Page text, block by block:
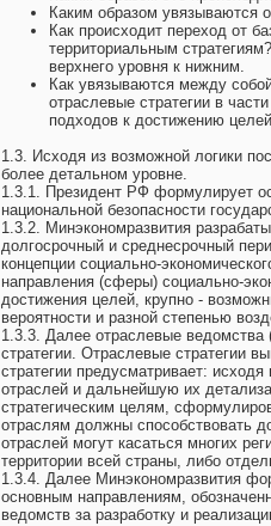
Каким образом увязываются
Как происходит переход от
территориальным
верхнего уровня к нижним.
Как увязываются между
отраслевые стратегии в
подходов к достижению
1.3. Исходя из возможной логики
более детальном уровне.
1.3.1. Президент РФ формулирует
национальной безопасности
1.3.2. Минэкономразвития
долгосрочный и среднесрочный
концепции социально-
направления (сферы) социально-
достижения целей, крупно -
вероятности и разной степенью
1.3.3. Далее отраслевые
стратегии. Отраслевые стратегии
стратегии предусматривает:
отраслей и дальнейшую их
стратегическим целям,
отраслям должны способствовать
отраслей могут касаться многих
территории всей страны, либо
1.3.4. Далее Минэкономразвития
основным направлениям,
ведомств за разработку и